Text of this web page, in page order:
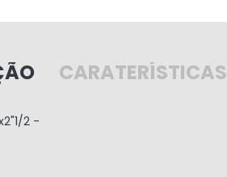
CARATERÍSTICAS
2 -